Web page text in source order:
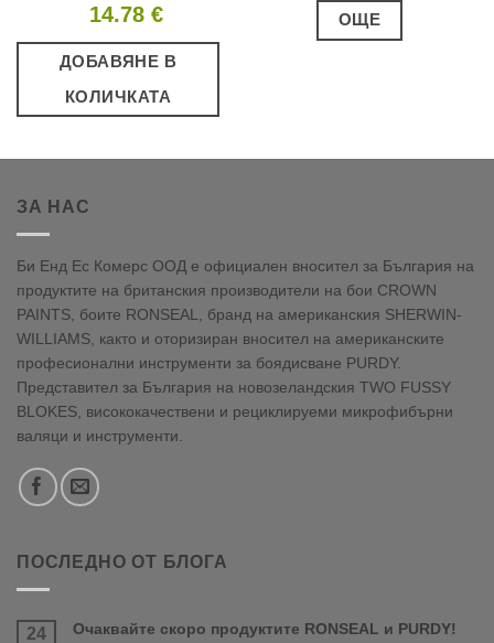
14.78 €
ДОБАВЯНЕ В
КОЛИЧКАТА
ОЩЕ
ЗА НАС
Би Енд Ес Комерс ООД е официален вносител за България на
продуктите на британския производители на бои CROWN
PAINTS, боите RONSEAL, бранд на американския SHERWIN-
WILLIAMS, както и оторизиран вносител на американските
професионални инструменти за боядисване PURDY.
Представител за България на новозеландския TWO FUSSY
BLOKES, висококачествени и рециклируеми микрофибърни
валяци и инструменти.
ПОСЛЕДНО ОТ БЛОГА
24 Очаквайте скоро продуктите RONSEAL и PURDY!